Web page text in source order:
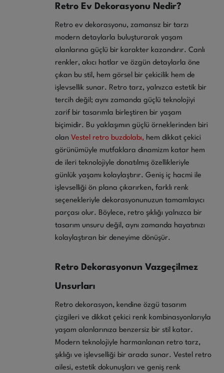
Retro Ev Dekorasyonu Nedir?
Retro ev dekorasyonu, zamansız bir tarzı
modern detaylarla buluşturarak yaşam
alanlarına güçlü bir karakter kazandırır. Canlı
renkler, akıcı hatlar ve özgün detaylarla öne
çıkan bu stil, hem görsel bir çekicilik hem de
işlevsellik sunar. Retro tarz, yalnızca estetik bir
tercih değil; aynı zamanda güçlü teknolojiyi
zarif bir tasarımla birleştiren bir yaşam
biçimidir. Bu yaklaşımın güçlü örneklerinden biri
olan Vestel retro buzdolabı, hem dikkat çekici
görünümüyle mutfaklara dinamizm katar hem
de ileri teknolojiyle donatılmış özellikleriyle
günlük yaşamı kolaylaştırır. Geniş iç hacmi ile
işlevselliği ön plana çıkarırken, farklı renk
seçenekleriyle dekorasyonunuzun tamamlayıcı
parçası olur. Böylece, retro şıklığı yalnızca bir
tasarım unsuru değil, aynı zamanda hayatınızı
kolaylaştıran bir deneyime dönüşür.
Retro Dekorasyonun Vazgeçilmez
Unsurları
Retro dekorasyon, kendine özgü tasarım
çizgileri ve dikkat çekici renk kombinasyonlarıyla
yaşam alanlarınıza benzersiz bir stil katar.
Modern teknolojiyle harmanlanan retro tarz,
şıklığı ve işlevselliği bir arada sunar. Vestel retro
ailesi, estetik dokunuşları ve geniş renk